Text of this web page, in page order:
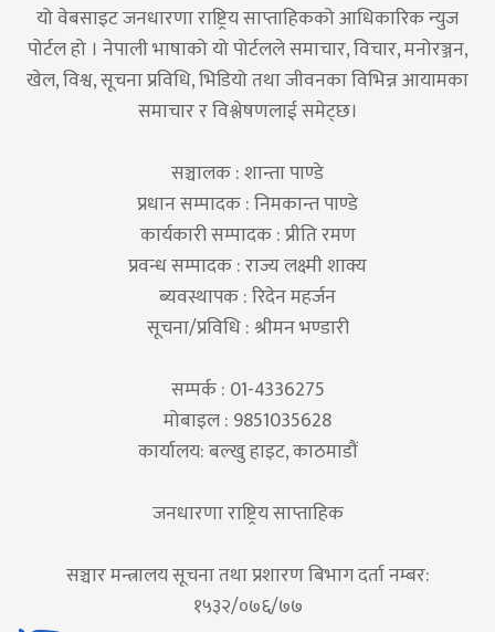
यो वेबसाइट जनधारणा राष्ट्रिय साप्ताहिकको आधिकारिक न्युज
पोर्टल हो । नेपाली भाषाको यो पोर्टलले समाचार, विचार, मनोरञ्जन,
खेल, विश्व, सूचना प्रविधि, भिडियो तथा जीवनका विभिन्न आयामका
समाचार र विश्लेषणलाई समेट्छ।
सञ्चालक : शान्ता पाण्डे
प्रधान सम्पादक : निमकान्त पाण्डे
कार्यकारी सम्पादक : प्रीति रमण
प्रवन्ध सम्पादक : राज्य लक्ष्मी शाक्य
ब्यवस्थापक : रिदेन महर्जन
सूचना/प्रविधि : श्रीमन भण्डारी
सम्पर्क : 01-4336275
मोबाइल : 9851035628
कार्यालय: बल्खु हाइट, काठमाडौं
जनधारणा राष्ट्रिय साप्ताहिक
सञ्चार मन्त्रालय सूचना तथा प्रशारण बिभाग दर्ता नम्बर:
१५३२/०७६/७७